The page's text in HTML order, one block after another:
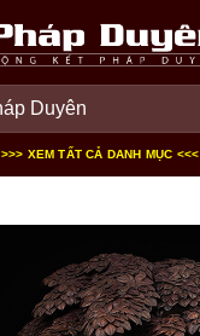
>>> XEM TẤT CẢ DANH MỤC <<<